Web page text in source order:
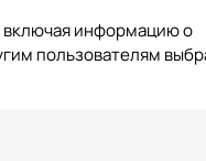
включая информацию о
пользователям